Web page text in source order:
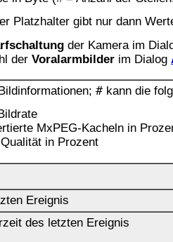
Platzhalter gibt nur dann
der Kamera im
der Voralarmbilder im Dialog
# kann die
MxPEG-Kacheln in
in Prozent
Ereignis
des letzten Ereignis